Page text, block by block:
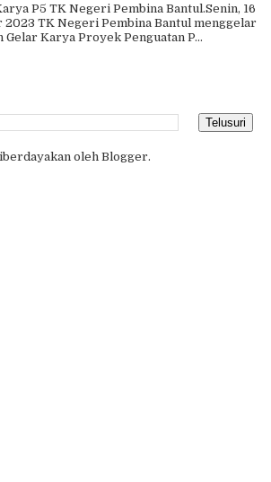
P5 TK Negeri Pembina Bantul.Senin, 16
2023 TK Negeri Pembina Bantul menggelar
Gelar Karya Proyek Penguatan P...
oleh Blogger.